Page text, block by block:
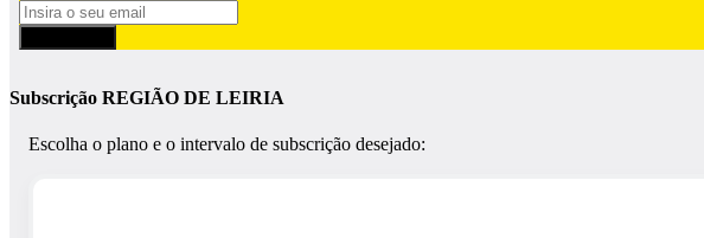
Subscrição REGIÃO DE LEIRIA
Escolha o plano e o intervalo de subscrição desejado: